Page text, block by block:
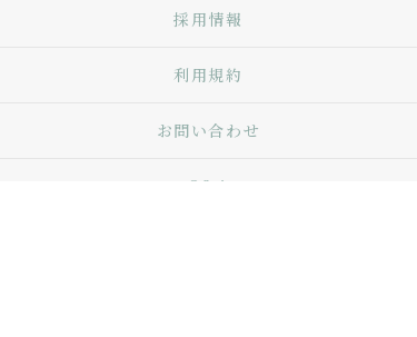
採用情報
利用規約
お問い合わせ
Q&A